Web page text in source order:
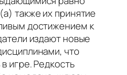
также их принятие
достижением к
издают новые
что
игре. Редкость